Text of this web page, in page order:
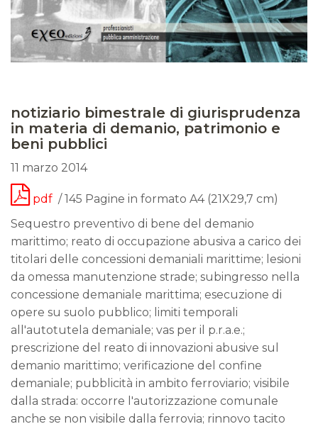
notiziario bimestrale di giurisprudenza
in materia di demanio, patrimonio e
beni pubblici
11 marzo 2014
pdf / 145 Pagine in formato A4 (21X29,7 cm)
Sequestro preventivo di bene del demanio
marittimo; reato di occupazione abusiva a carico dei
titolari delle concessioni demaniali marittime; lesioni
da omessa manutenzione strade; subingresso nella
concessione demaniale marittima; esecuzione di
opere su suolo pubblico; limiti temporali
all'autotutela demaniale; vas per il p.r.a.e.;
prescrizione del reato di innovazioni abusive sul
demanio marittimo; verificazione del confine
demaniale; pubblicità in ambito ferroviario; visibile
dalla strada: occorre l'autorizzazione comunale
anche se non visibile dalla ferrovia; rinnovo tacito